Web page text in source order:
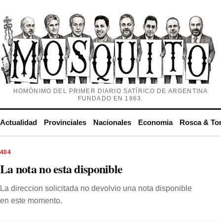
HOMÓNIMO DEL PRIMER DIARIO SATÍRICO DE ARGENTINA
FUNDADO EN 1863.
Actualidad Provinciales Nacionales Economia Rosca &
404
La nota no esta disponible
La direccion solicitada no devolvio una nota disponible
en este momento.